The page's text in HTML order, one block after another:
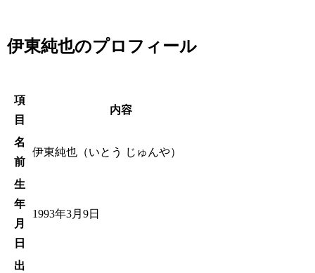
伊東純也のプロフィール
項
目
内容
名
前
伊東純也（いとう じゅんや）
生
年
月
日
1993年3月9日
出